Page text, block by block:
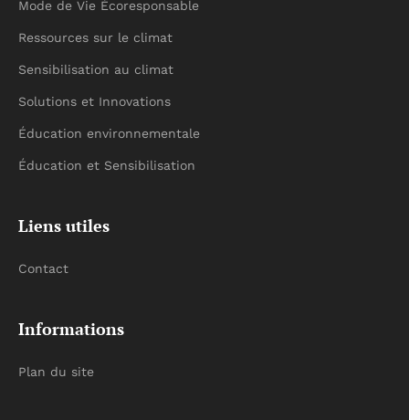
Mode de Vie Écoresponsable
Ressources sur le climat
Sensibilisation au climat
Solutions et Innovations
Éducation environnementale
Éducation et Sensibilisation
Liens utiles
Contact
Informations
Plan du site